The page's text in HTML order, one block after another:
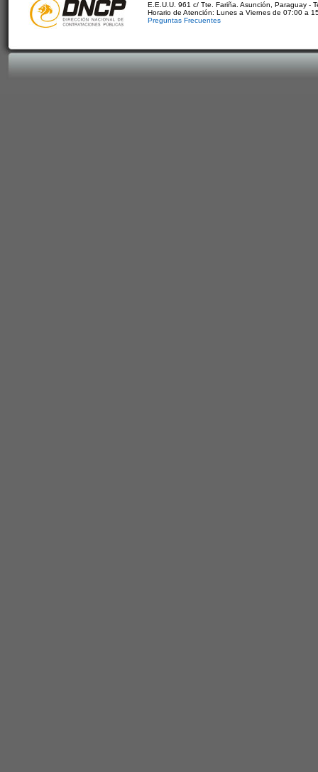
E.E.U.U. 961 c/ Tte. Fariña. Asunción, Paraguay -
Horario de Atención: Lunes a Viernes de 07:00 a
Preguntas Frecuentes